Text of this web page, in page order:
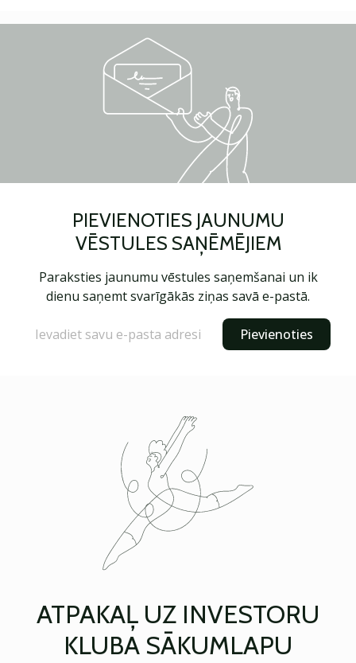
PIEVIENOTIES JAUNUMU
VĒSTULES SAŅĒMĒJIEM
Paraksties jaunumu vēstules saņemšanai un ik
dienu saņemt svarīgākās ziņas savā e-pastā.
Pievienoties
ATPAKAĻ UZ INVESTORU
KLUBA SĀKUMLAPU